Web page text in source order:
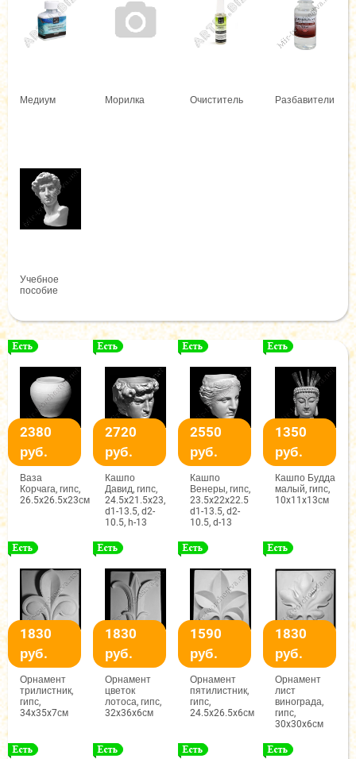
Медиум Морилка Очиститель Разбавители
Учебное
пособие
2380
руб.
Ваза
Корчага, гипс,
26.5x26.5x23см
2720
руб.
Кашпо
Давид, гипс,
24.5x21.5x23,
d1-13.5, d2-
10.5, h-13
2550
руб.
Кашпо
Венеры, гипс,
23.5x22x22.5
d1-13.5, d2-
10.5, d-13
1350
руб.
Кашпо Будда
малый, гипс,
10x11x13см
1830
руб.
Орнамент
трилистник,
гипс,
34x35x7см
1830
руб.
Орнамент
цветок
лотоса, гипс,
32x36x6см
1590
руб.
Орнамент
пятилистник,
гипс,
24.5x26.5x6см
1830
руб.
Орнамент
лист
винограда,
гипс,
30x30x6см